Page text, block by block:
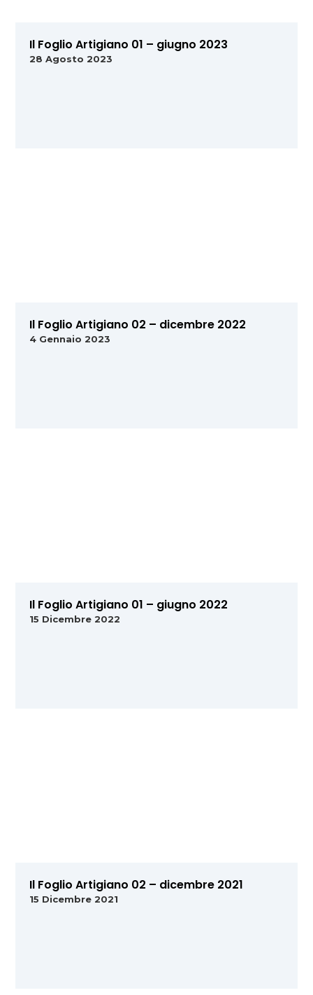
Il Foglio Artigiano 01 – giugno 2023
28 Agosto 2023
Il Foglio Artigiano 02 – dicembre 2022
4 Gennaio 2023
Il Foglio Artigiano 01 – giugno 2022
15 Dicembre 2022
Il Foglio Artigiano 02 – dicembre 2021
15 Dicembre 2021